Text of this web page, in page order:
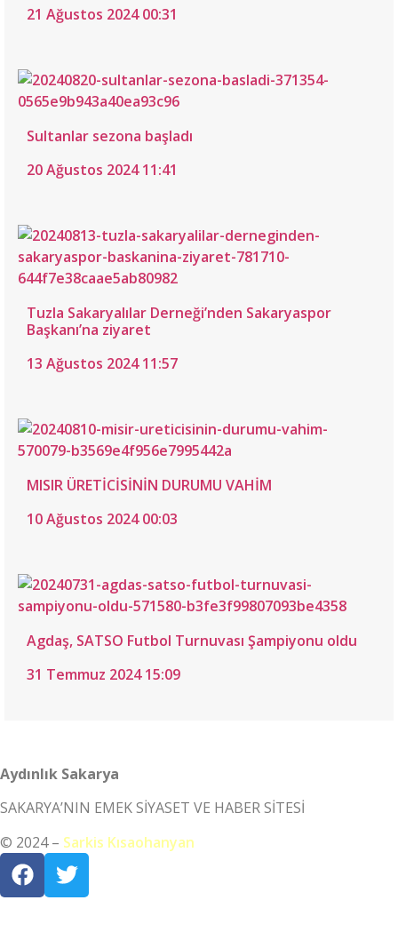
21 Ağustos 2024 00:31
Sultanlar sezona başladı
20 Ağustos 2024 11:41
Tuzla Sakaryalılar Derneği’nden Sakaryaspor
Başkanı’na ziyaret
13 Ağustos 2024 11:57
MISIR ÜRETİCİSİNİN DURUMU VAHİM
10 Ağustos 2024 00:03
Agdaş, SATSO Futbol Turnuvası Şampiyonu oldu
31 Temmuz 2024 15:09
Aydınlık Sakarya
SAKARYA’NIN EMEK SİYASET VE HABER SİTESİ
© 2024 – Sarkis Kısaohanyan